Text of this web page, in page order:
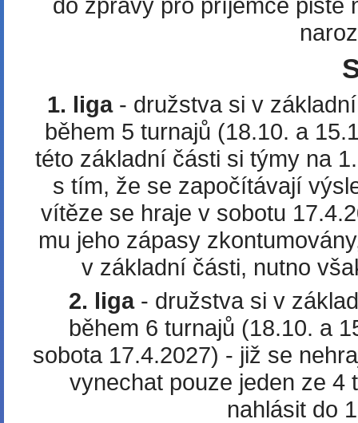
1. liga - družstva si v
během 5 turnajů (18.10. a
této základní části si týmy na
s tím, že se započítávají
vítěze se hraje v sobotu
mu jeho zápasy
v základní části, nutno
2. liga - družstva si v
během 6 turnajů (18.10. a
sobota 17.4.2027) - již se
vynechat pouze jeden ze 4
nahlásit do